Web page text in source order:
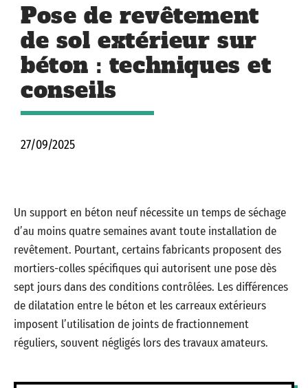
Pose de revêtement
de sol extérieur sur
béton : techniques et
conseils
27/09/2025
Un support en béton neuf nécessite un temps de séchage
d’au moins quatre semaines avant toute installation de
revêtement. Pourtant, certains fabricants proposent des
mortiers-colles spécifiques qui autorisent une pose dès
sept jours dans des conditions contrôlées. Les différences
de dilatation entre le béton et les carreaux extérieurs
imposent l’utilisation de joints de fractionnement
réguliers, souvent négligés lors des travaux amateurs.